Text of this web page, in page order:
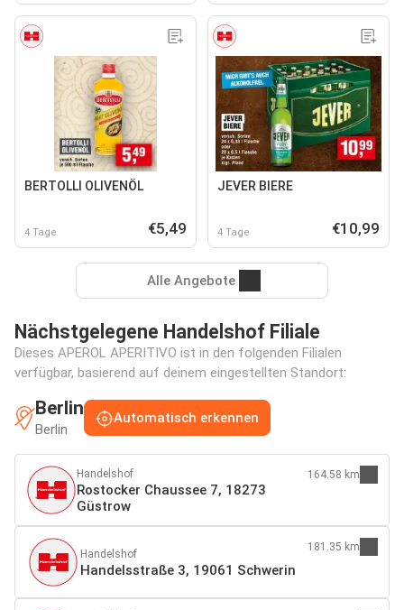
BERTOLLI OLIVENÖL
4 Tage €5,49
JEVER BIERE
4 Tage €10,99
Alle Angebote
Nächstgelegene Handelshof Filiale
Dieses APEROL APERITIVO ist in den folgenden Filialen
verfügbar, basierend auf deinem eingestellten Standort:
Berlin
Berlin
Automatisch erkennen
Handelshof
Rostocker Chaussee 7, 18273
Güstrow
164.58 km
Handelshof
Handelsstraße 3, 19061 Schwerin
181.35 km